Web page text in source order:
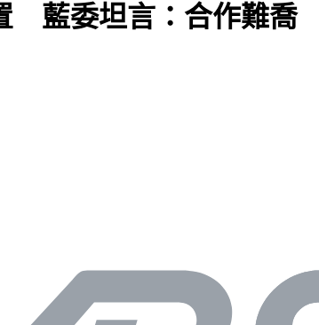
藍委坦言：合作難喬